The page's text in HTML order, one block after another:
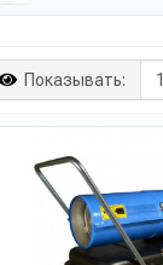
Показывать: